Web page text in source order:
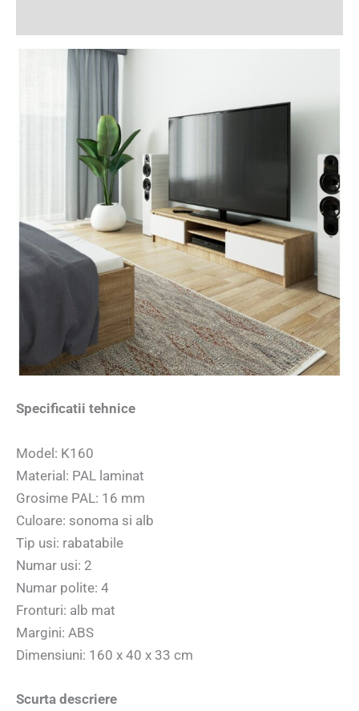
Specificatii tehnice
Model: K160
Material: PAL laminat
Grosime PAL: 16 mm
Culoare: sonoma si alb
Tip usi: rabatabile
Numar usi: 2
Numar polite: 4
Fronturi: alb mat
Margini: ABS
Dimensiuni: 160 x 40 x 33 cm
Scurta descriere